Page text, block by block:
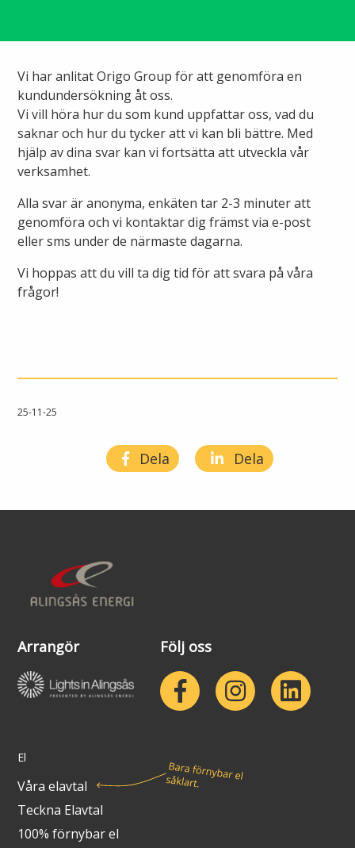
Sälj ditt överskott
Ändra anslutning
Ansluta egen elproduktion
Elmätare och HAN-port
Manuell frånkoppling
Värmepriser och avtalsvillkor
Din fjärrvärmecentral
Anslut dig till fjärrvärme
Byggvärme
Alingsås fibernät
Anslut dig till fiber
Ladda elbil
Felanmälan
Felanmälan
Varför blir det strömavbrott?
Flyttanmälan
Ska du gräva?
Ska du bygga eller riva?
Energispartips
Aktuella vattennivåer
Arkiv
Miljö och arbetsmiljö
Produktion
Nyheter
Energiflödet
Pressrum
Vi har anlitat Origo Group för att genomföra en
kundundersökning åt oss.
Vi vill höra hur du som kund uppfattar oss, vad du
saknar och hur du tycker att vi kan bli bättre. Med
hjälp av dina svar kan vi fortsätta att utveckla vår
verksamhet.
Alla svar är anonyma, enkäten tar 2-3 minuter att
genomföra och vi kontaktar dig främst via e-post
eller sms under de närmaste dagarna.
Vi hoppas att du vill ta dig tid för att svara på våra
frågor!
25-11-25
Dela Dela
Arrangör Följ oss
El
Våra elavtal
Teckna Elavtal
100% förnybar el